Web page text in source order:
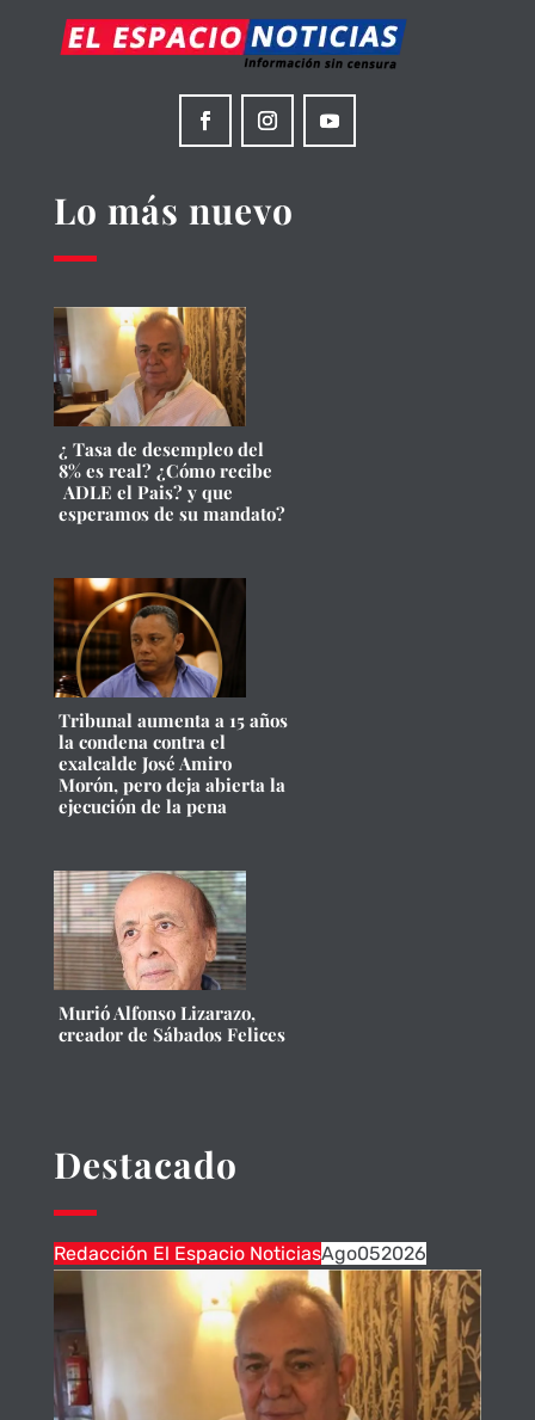
Lo más nuevo
¿ Tasa de desempleo del
8% es real? ¿Cómo recibe
ADLE el Pais? y que
esperamos de su mandato?
Tribunal aumenta a 15 años
la condena contra el
exalcalde José Amiro
Morón, pero deja abierta la
ejecución de la pena
Murió Alfonso Lizarazo,
creador de Sábados Felices
Destacado
Redacción El Espacio NoticiasAgo052026